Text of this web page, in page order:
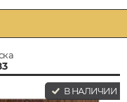
В НАЛИЧИИ